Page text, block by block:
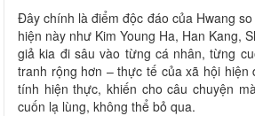
Đây chính là điểm độc đáo của Hwang
hiện này như Kim Young Ha, Han Kang,
giả kia đi sâu vào từng cá nhân, từng
tranh rộng hơn – thực tế của xã hội hiện
tính hiện thực, khiến cho câu chuyện
cuốn lạ lùng, không thể bỏ qua.